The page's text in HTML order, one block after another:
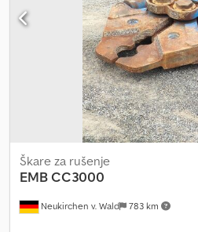
Neukirchen v. Wald 783 km
Škare za rušenje
EMBCC3000